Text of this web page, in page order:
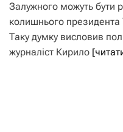
Залужного можуть бути
колишнього
Таку думку висловив
журналіст Кирило